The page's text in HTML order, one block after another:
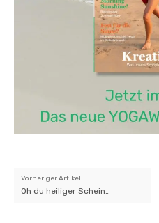
Vorheriger Artikel
Oh du heiliger Schein…